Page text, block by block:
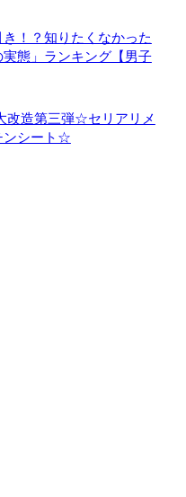
き！？知りたくなかった
実態」ランキング【男子
改造第三弾☆セリアリメ
ンシート☆